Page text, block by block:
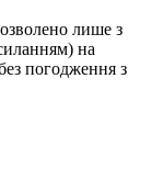
лише з
на
погодження з